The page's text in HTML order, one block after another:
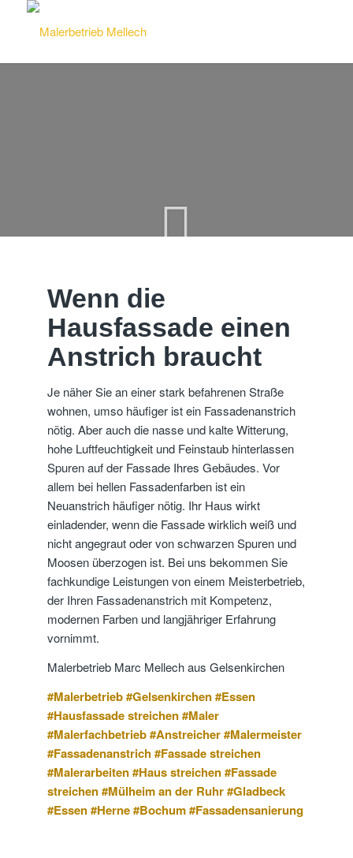
Wenn die
Hausfassade einen
Anstrich braucht
Je näher Sie an einer stark befahrenen Straße
wohnen, umso häufiger ist ein Fassadenanstrich
nötig. Aber auch die nasse und kalte Witterung,
hohe Luftfeuchtigkeit und Feinstaub hinterlassen
Spuren auf der Fassade Ihres Gebäudes. Vor
allem bei hellen Fassadenfarben ist ein
Neuanstrich häufiger nötig. Ihr Haus wirkt
einladender, wenn die Fassade wirklich weiß und
nicht angegraut oder von schwarzen Spuren und
Moosen überzogen ist. Bei uns bekommen Sie
fachkundige Leistungen von einem Meisterbetrieb,
der Ihren Fassadenanstrich mit Kompetenz,
modernen Farben und langjähriger Erfahrung
vornimmt.
Malerbetrieb Marc Mellech aus Gelsenkirchen
#Malerbetrieb #Gelsenkirchen #Essen
#Hausfassade streichen #Maler
#Malerfachbetrieb #Anstreicher #Malermeister
#Fassadenanstrich #Fassade streichen
#Malerarbeiten #Haus streichen #Fassade
streichen #Mülheim an der Ruhr #Gladbeck
#Essen #Herne #Bochum #Fassadensanierung